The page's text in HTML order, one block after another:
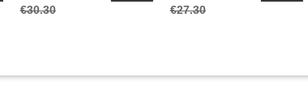
€30.30 €27.30